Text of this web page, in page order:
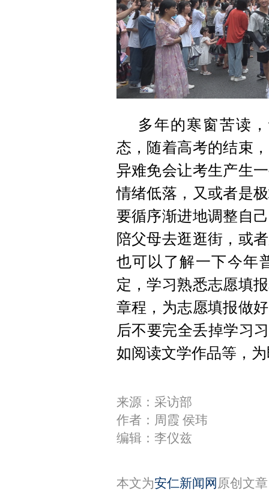
多年的寒窗苦读
态，随着高考的结束
异难免会让考生产生
情绪低落，又或者是
要循序渐进地调整自
陪父母去逛逛街，或
也可以了解一下今年
定，学习熟悉志愿填
章程，为志愿填报做
后不要完全丢掉学习
如阅读文学作品等，
来源：采访部
作者：周霞 侯玮
编辑：李仪兹
本文为安仁新闻网 原创文